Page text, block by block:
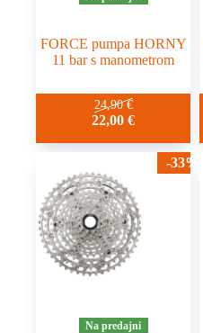
FORCE pumpa HORNY
11 bar s manometrom
24,90€
22,00€
-33%
Na predajni